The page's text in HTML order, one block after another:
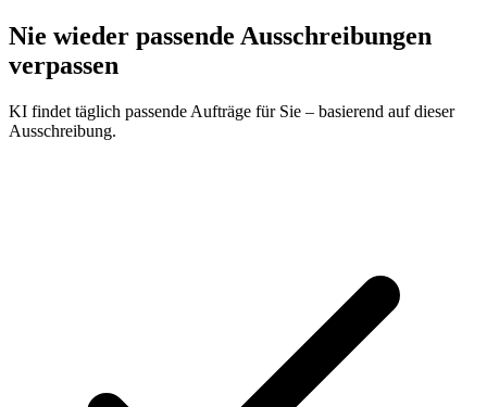
Nie wieder passende Ausschreibungen
verpassen
KI findet täglich passende Aufträge für Sie – basierend auf dieser
Ausschreibung.